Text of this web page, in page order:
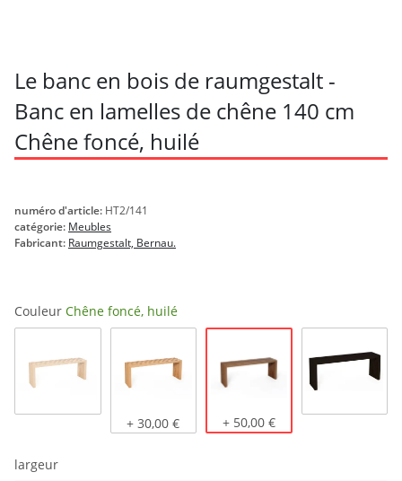
Le banc en bois de raumgestalt -
Banc en lamelles de chêne 140 cm
Chêne foncé, huilé
numéro d'article: HT2/141
catégorie: Meubles
Fabricant: Raumgestalt, Bernau.
Couleur Chêne foncé, huilé
Chêne naturelChêne clair, huilé
+ 30,00 € Chêne foncé, huilé
+ 50,00 €
largeur